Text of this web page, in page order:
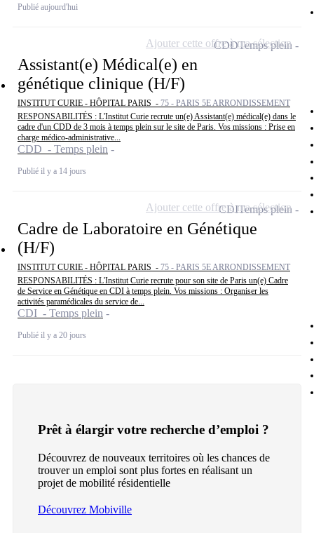
Publié aujourd'hui
Assistant(e) Médical(e) en
génétique clinique (H/F)
INSTITUT CURIE - HÔPITAL PARIS - 75 - PARIS 5E ARRONDISSEMENT
RESPONSABILITÉS : L'Institut Curie recrute un(e) Assistant(e) médical(e) dans le
cadre d'un CDD de 3 mois à temps plein sur le site de Paris. Vos missions : Prise en
charge médico-administrative...
CDD - Temps plein
Publié il y a 14 jours
CDDTemps plein
Ajouter cette offre à ma sélection
Cadre de Laboratoire en Génétique
(H/F)
INSTITUT CURIE - HÔPITAL PARIS - 75 - PARIS 5E ARRONDISSEMENT
RESPONSABILITÉS : L'Institut Curie recrute pour son site de Paris un(e) Cadre
de Service en Génétique en CDI à temps plein. Vos missions : Organiser les
activités paramédicales du service de...
CDI - Temps plein
Publié il y a 20 jours
CDITemps plein
Ajouter cette offre à ma sélection
Prêt à élargir votre recherche d’emploi ?
Découvrez de nouveaux territoires où les chances de
trouver un emploi sont plus fortes en réalisant un
projet de mobilité résidentielle
Découvrez Mobiville